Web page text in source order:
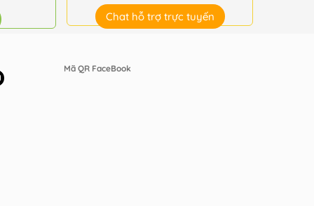
Chat hỗ trợ trực tuyến
Mã QR FaceBook